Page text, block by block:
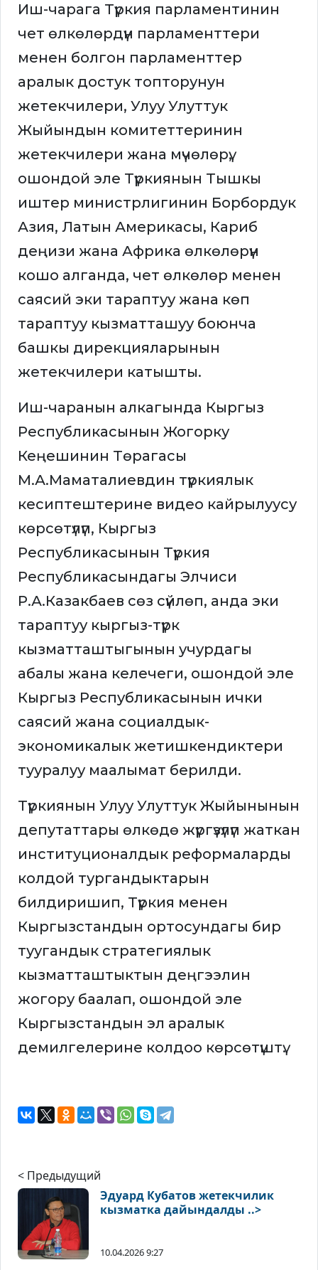
Иш-чарага Түркия парламентинин
чет өлкөлөрдүн парламенттери
менен болгон парламенттер
аралык достук топторунун
жетекчилери, Улуу Улуттук
Жыйындын комитеттеринин
жетекчилери жана мүчөлөрү,
ошондой эле Түркиянын Тышкы
иштер министрлигинин Борбордук
Азия, Латын Америкасы, Кариб
деңизи жана Африка өлкөлөрүн
кошо алганда, чет өлкөлөр менен
саясий эки тараптуу жана көп
тараптуу кызматташуу боюнча
башкы дирекцияларынын
жетекчилери катышты.
Иш-чаранын алкагында Кыргыз
Республикасынын Жогорку
Кеңешинин Төрагасы
М.А.Маматалиевдин түркиялык
кесиптештерине видео кайрылуусу
көрсөтүлүп, Кыргыз
Республикасынын Түркия
Республикасындагы Элчиси
Р.А.Казакбаев сөз сүйлөп, анда эки
тараптуу кыргыз-түрк
кызматташтыгынын учурдагы
абалы жана келечеги, ошондой эле
Кыргыз Республикасынын ички
саясий жана социалдык-
экономикалык жетишкендиктери
тууралуу маалымат берилди.
Түркиянын Улуу Улуттук Жыйынынын
депутаттары өлкөдө жүргүзүлүп жаткан
институционалдык реформаларды
колдой тургандыктарын
билдиришип, Түркия менен
Кыргызстандын ортосундагы бир
туугандык стратегиялык
кызматташтыктын деңгээлин
жогору баалап, ошондой эле
Кыргызстандын эл аралык
демилгелерине колдоо көрсөтүштү.
< Предыдущий
Эдуард Кубатов жетекчилик
кызматка дайындалды ..>
10.04.2026 9:27